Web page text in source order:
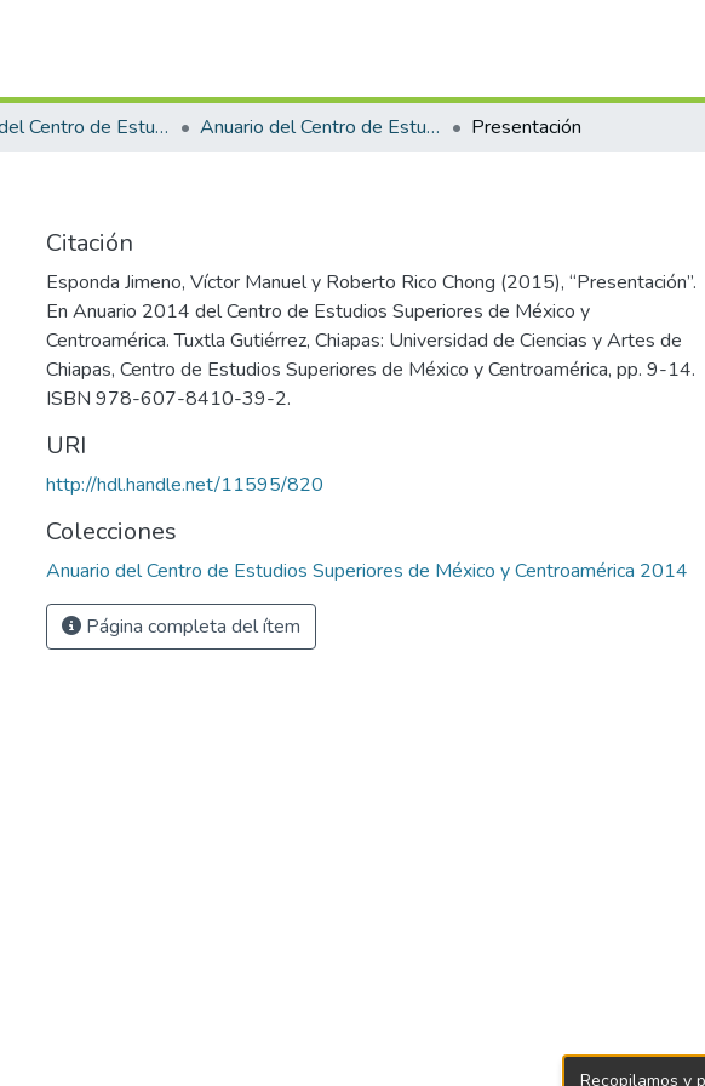
Anuario del Centro de Estudios Superiores de México y Centroamérica Anuario del Centro de Estudios Superiores de México y Centroamérica 2014 Presentación
Citación
Esponda Jimeno, Víctor Manuel y Roberto Rico Chong (2015), “Presentación”.
En Anuario 2014 del Centro de Estudios Superiores de México y
Centroamérica. Tuxtla Gutiérrez, Chiapas: Universidad de Ciencias y Artes de
Chiapas, Centro de Estudios Superiores de México y Centroamérica, pp. 9-14.
ISBN 978-607-8410-39-2.
URI
http://hdl.handle.net/11595/820
Colecciones
Anuario del Centro de Estudios Superiores de México y Centroamérica 2014
Página completa del ítem
Recopilamos y